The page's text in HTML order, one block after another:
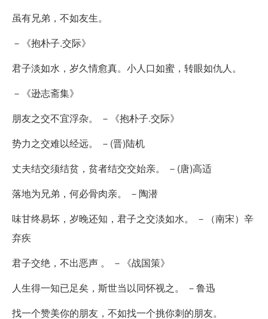
虽有兄弟，不如友生。
－《抱朴子.交际》
君子淡如水，岁久情愈真。小人口如蜜，转眼如仇人。
－《逊志斋集》
朋友之交不宜浮杂。 －《抱朴子.交际》
势力之交难以经远。 －(晋)陆机
丈夫结交须结贫，贫者结交交始亲。 －(唐)高适
落地为兄弟，何必骨肉亲。 －陶潜
味甘终易坏，岁晚还知，君子之交淡如水。 －（南宋）辛
弃疾
君子交绝，不出恶声 。 －《战国策》
人生得一知已足矣，斯世当以同怀视之。 －鲁迅
找一个赞美你的朋友，不如找一个挑你刺的朋友。